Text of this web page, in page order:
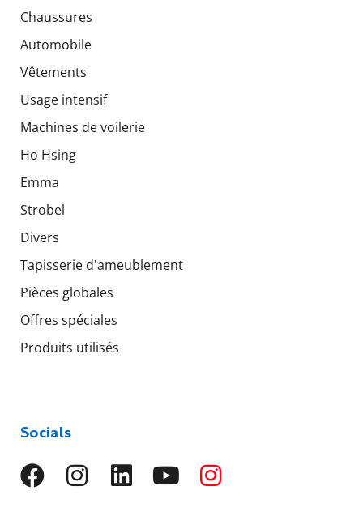
Chaussures
Automobile
Vêtements
Usage intensif
Machines de voilerie
Ho Hsing
Emma
Strobel
Divers
Tapisserie d'ameublement
Pièces globales
Offres spéciales
Produits utilisés
Socials